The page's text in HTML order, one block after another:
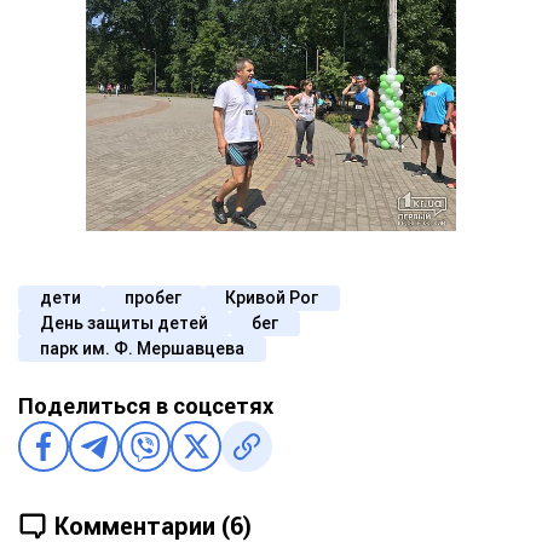
дети пробег
Кривой Рог
День защиты детей
бег
парк им. Ф. Мершавцева
Поделиться в соцсетях
Комментарии (6)